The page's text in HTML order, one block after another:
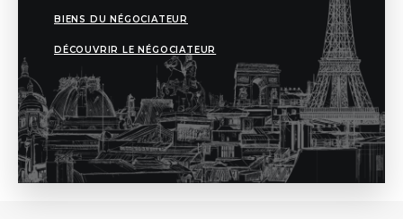
BIENS DU NÉGOCIATEUR
DÉCOUVRIR LE NÉGOCIATEUR